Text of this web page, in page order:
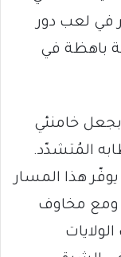
في لعب دور
باهظة في
بجعل خامنئي
المُتشدّد.
هذا المسار
ومع مخاوف